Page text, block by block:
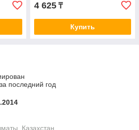
4 625 ₸
Купить
последний год
Казахстан